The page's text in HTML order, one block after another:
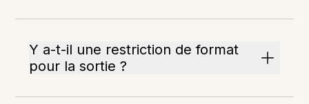
Y a-t-il une restriction de format
pour la sortie ?